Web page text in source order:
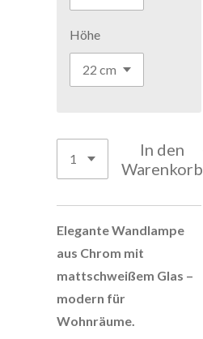
Höhe
In den
Warenkorb
Elegante Wandlampe
aus Chrom mit
mattschweißem Glas –
modern für
Wohnräume.